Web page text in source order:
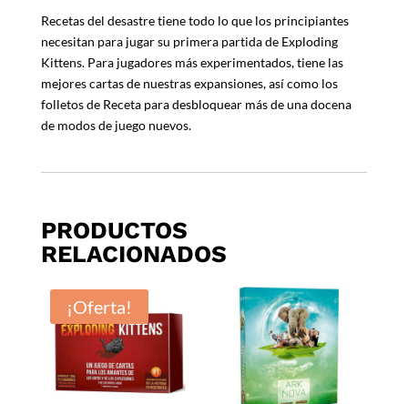
Recetas del desastre tiene todo lo que los principiantes
necesitan para jugar su primera partida de Exploding
Kittens. Para jugadores más experimentados, tiene las
mejores cartas de nuestras expansiones, así como los
folletos de Receta para desbloquear más de una docena
de modos de juego nuevos.
PRODUCTOS
RELACIONADOS
¡Oferta!